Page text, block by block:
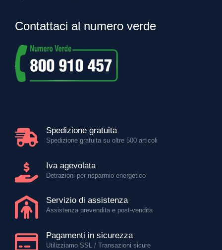
Contattaci al numero verde
Spedizione gratuita
Spedizione gratuita su oltre 500 articoli
Iva agevolata
Detrazioni per risparmio energetico
Servizio di assistenza
Assistenza prevendita e post-vendita
Pagamenti in sicurezza
Utilizziamo SSL / Transazioni sicure